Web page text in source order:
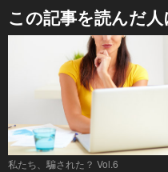
この記事を読んだ
私たち、騙された？ Vol.6